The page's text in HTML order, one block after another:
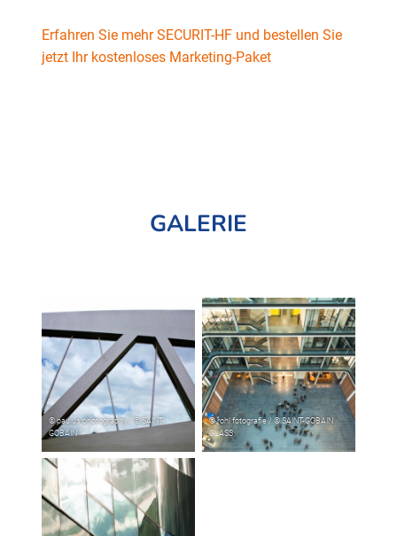
Erfahren Sie mehr SECURIT-HF und bestellen Sie
jetzt Ihr kostenloses Marketing-Paket
GALERIE